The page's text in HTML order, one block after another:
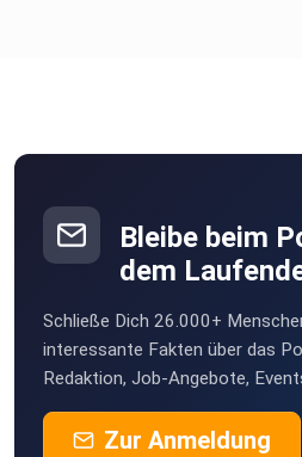
Bleibe beim
dem
Schließe Dich 26.000+
interessante Fakten über das
Redaktion, Job-Angebote,
Zur Anmeldung